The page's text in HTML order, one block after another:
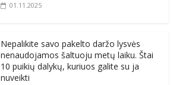
01.11.2025
Nepalikite savo pakelto daržo lysvės
nenaudojamos šaltuoju metų laiku. Štai
10 puikių dalykų, kuriuos galite su ja
nuveikti